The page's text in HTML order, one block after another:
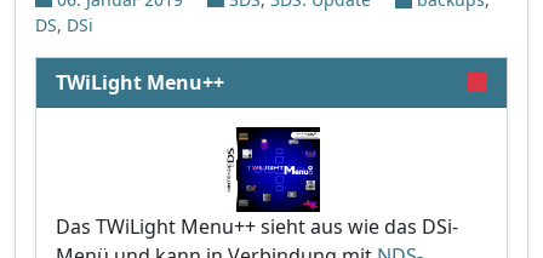
DS, DSi
TWiLight Menu++
Das TWiLight Menu++ sieht aus wie das DSi-